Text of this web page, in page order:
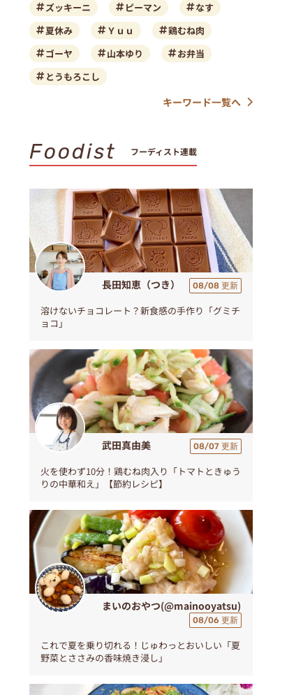
ズッキーニ ピーマン
なす
夏休み
Ｙｕｕ
鶏むね肉
ゴーヤ
山本ゆり
お弁当
とうもろこし
キーワード一覧へ
Foodist フーディスト連載
長田知恵（つき） 08/08 更新
溶けないチョコレート？新食感の手作り「グミチ
ョコ」
武田真由美 08/07 更新
火を使わず10分！鶏むね肉入り「トマトときゅう
りの中華和え」【節約レシピ】
まいのおやつ(@mainooyatsu)
08/06 更新
これで夏を乗り切れる！じゅわっとおいしい「夏
野菜とささみの香味焼き浸し」